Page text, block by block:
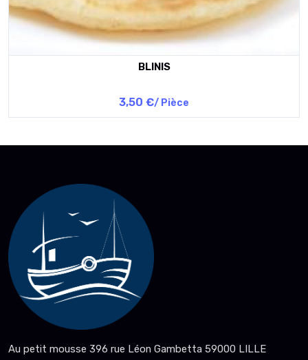
BLINIS
3,50 €/ Pièce
Au petit mousse 396 rue Léon Gambetta 59000 LILLE